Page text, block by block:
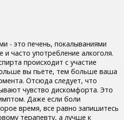
- это печень, покалываниями
часто употребление алкоголя.
происходит с участие
вы пьете, тем больше ваша
Отсюда следует, что
чувство дискомфорта. Это
Даже если боли
время, все равно запишитесь
терапевту, а лучше к